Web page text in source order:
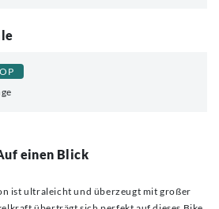
einen Blick
ist ultraleicht und überzeugt mit großer